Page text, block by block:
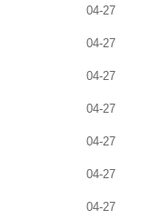
04-27
04-27
04-27
04-27
04-27
04-27
04-27